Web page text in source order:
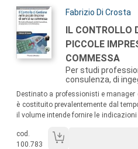
Autori:
Fabrizio Di Crosta
Titolo:
IL CONTROLLO
PICCOLE
COMMESSA
Per studi
consulenza, di
Destinato a professionisti e
è costituito prevalentemente dal
il volume intende fornire le
gli errori più comuni.
cod.
100.783